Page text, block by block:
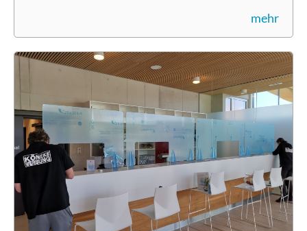
mehr